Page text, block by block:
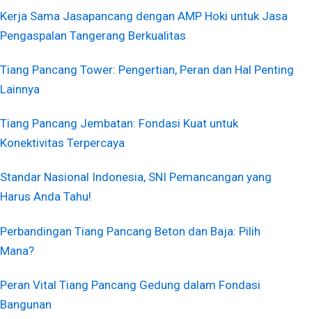
Kerja Sama Jasapancang dengan AMP Hoki untuk Jasa
Pengaspalan Tangerang Berkualitas
Tiang Pancang Tower: Pengertian, Peran dan Hal Penting
Lainnya
Tiang Pancang Jembatan: Fondasi Kuat untuk
Konektivitas Terpercaya
Standar Nasional Indonesia, SNI Pemancangan yang
Harus Anda Tahu!
Perbandingan Tiang Pancang Beton dan Baja: Pilih
Mana?
Peran Vital Tiang Pancang Gedung dalam Fondasi
Bangunan